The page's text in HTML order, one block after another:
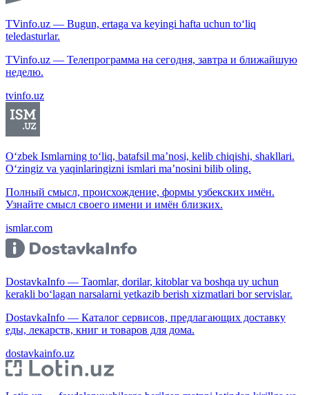
TVinfo.uz — Bugun, ertaga va keyingi hafta uchun to‘liq
teledasturlar.
TVinfo.uz — Телепрограмма на сегодня, завтра и ближайшую
неделю.
tvinfo.uz
O‘zbek Ismlarning to‘liq, batafsil ma’nosi, kelib chiqishi, shakllari.
O‘zingiz va yaqinlaringizni ismlari ma’nosini bilib oling.
Полный смысл, происхождение, формы узбекских имён.
Узнайте смысл своего имени и имён близких.
ismlar.com
DostavkaInfo — Taomlar, dorilar, kitoblar va boshqa uy uchun
kerakli bo‘lagan narsalarni yetkazib berish xizmatlari bor servislar.
DostavkaInfo — Каталог сервисов, предлагающих доставку
еды, лекарств, книг и товаров для дома.
dostavkainfo.uz